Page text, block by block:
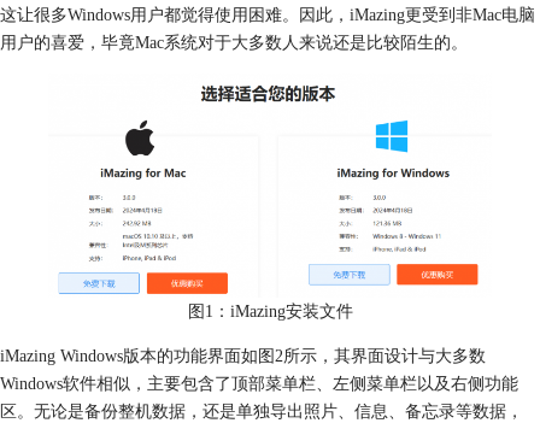
这让很多Windows用户都觉得使用困难。因此，iMazing更受到非Mac电脑
用户的喜爱，毕竟Mac系统对于大多数人来说还是比较陌生的。
图1：iMazing安装文件
iMazing Windows版本的功能界面如图2所示，其界面设计与大多数
Windows软件相似，主要包含了顶部菜单栏、左侧菜单栏以及右侧功能
区。无论是备份整机数据，还是单独导出照片、信息、备忘录等数据，